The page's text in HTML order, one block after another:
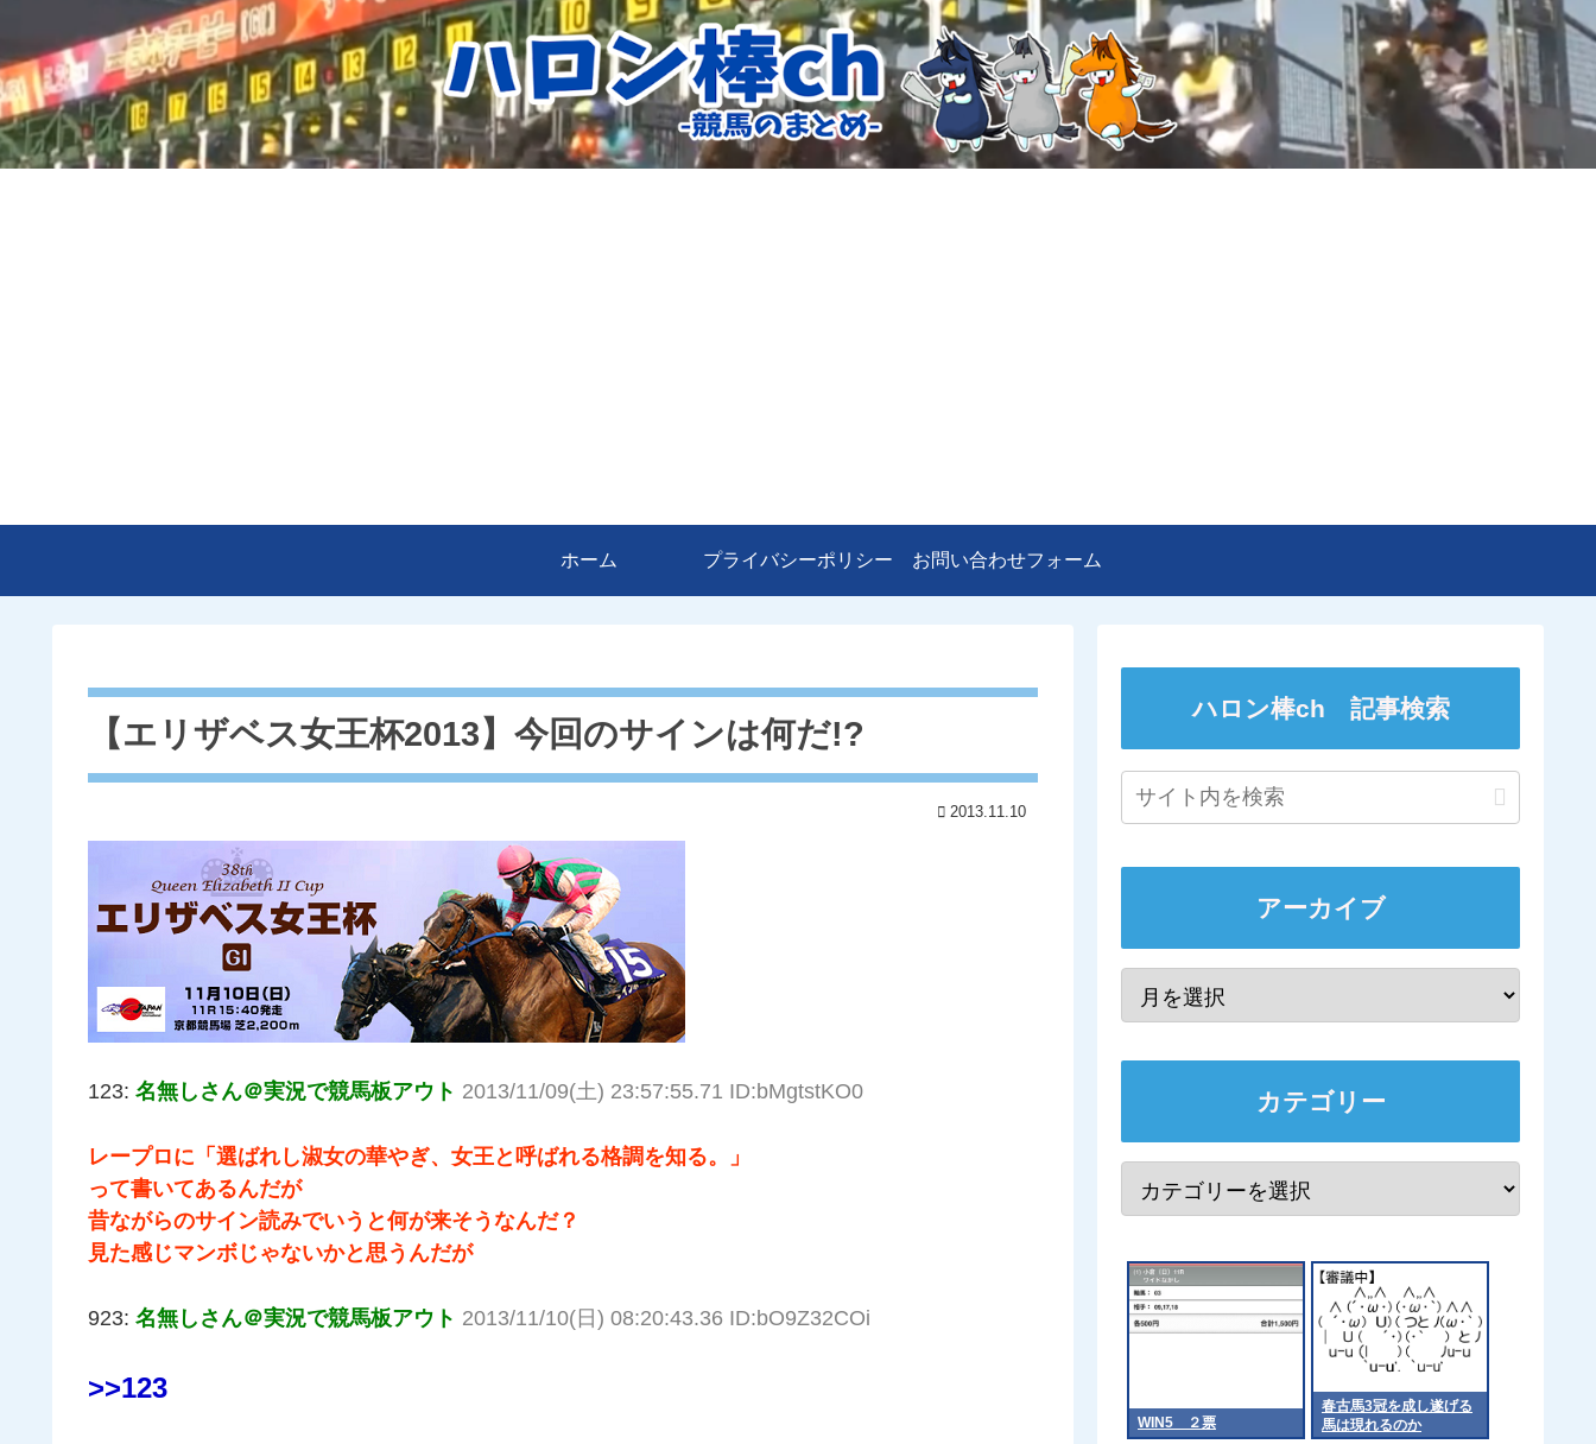
ホーム プライバシーポリシー お問い合わせフォーム
【エリザベス女王杯2013】今回のサインは何だ!?
2013.11.10
123: 名無しさん＠実況で競馬板アウト 2013/11/09(土) 23:57:55.71 ID:bMgtstKO0
レープロに「選ばれし淑女の華やぎ、女王と呼ばれる格調を知る。」
って書いてあるんだが
昔ながらのサイン読みでいうと何が来そうなんだ？
見た感じマンボじゃないかと思うんだが
923: 名無しさん＠実況で競馬板アウト 2013/11/10(日) 08:20:43.36 ID:bO9Z32COi
>>123
ハロン棒ch 記事検索
アーカイブ
カテゴリー
WIN5 ２票
春古馬3冠を成し遂げる
馬は現れるのか